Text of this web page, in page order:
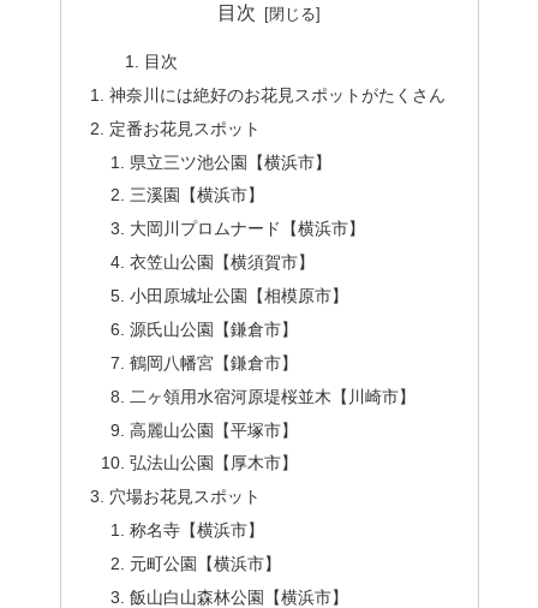
目次
目次
神奈川には絶好のお花見スポットがたくさん
定番お花見スポット
県立三ツ池公園【横浜市】
三溪園【横浜市】
大岡川プロムナード【横浜市】
衣笠山公園【横須賀市】
小田原城址公園【相模原市】
源氏山公園【鎌倉市】
鶴岡八幡宮【鎌倉市】
二ヶ領用水宿河原堤桜並木【川崎市】
高麗山公園【平塚市】
弘法山公園【厚木市】
穴場お花見スポット
称名寺【横浜市】
元町公園【横浜市】
飯山白山森林公園【横浜市】